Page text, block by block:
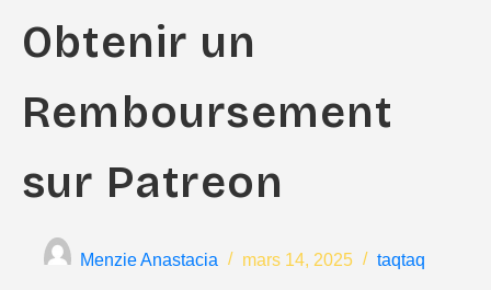
Obtenir un
Remboursement
sur Patreon
Menzie Anastacia mars 14, 2025 taqtaq